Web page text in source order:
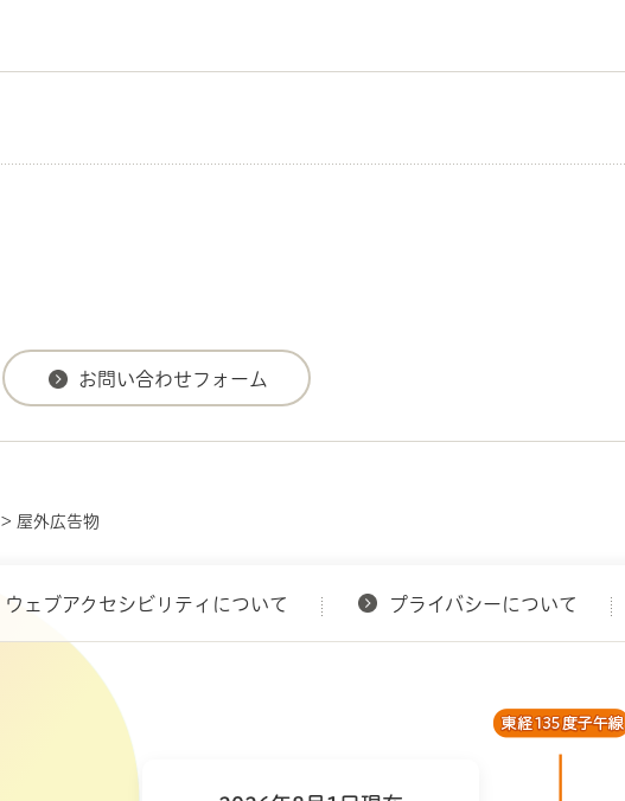
> 屋外広告物
ウェブアクセシビリティについて プライバシーについて